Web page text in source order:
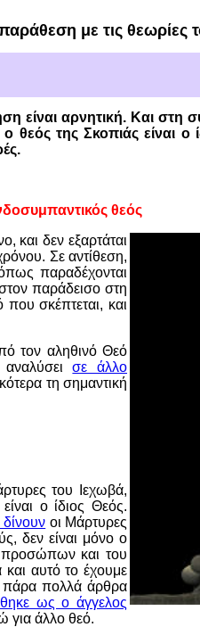
με τις θεωρίες
είναι αρνητική. Και στη
ο θεός της Σκοπιάς είναι ο
θεός
και δεν εξαρτάται
Σε αντίθεση,
παραδέχονται
παράδεισο στη
σκέπτεται, και
τον αληθινό Θεό
σε άλλο
τη σημαντική
του Ιεχωβά,
ο ίδιος Θεός.
οι Μάρτυρες
δεν είναι μόνο ο
προσώπων και του
αυτό το έχουμε
πάρα πολλά άρθρα
ως ο άγγελος
για άλλο θεό.